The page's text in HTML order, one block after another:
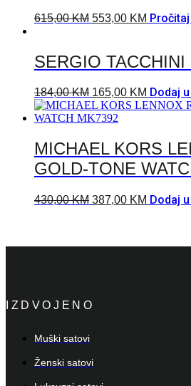
615,00KM 553,00 KM
SERGIO TACCHINI
184,00KM 165,00 KM Dodaj
MICHAEL KORS
GOLD-TONE
430,00KM 387,00 KM Dodaj
IZDVOJENO
Muški satovi
Ženski satovi